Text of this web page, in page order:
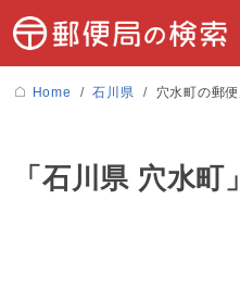
Home 石川県 穴水町の郵
「石川県 穴水